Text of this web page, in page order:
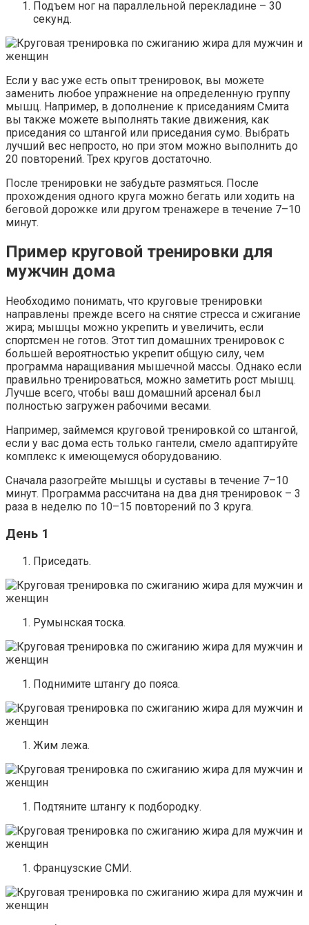
Подъем ног на параллельной перекладине – 30
секунд.
Если у вас уже есть опыт тренировок, вы можете
заменить любое упражнение на определенную группу
мышц. Например, в дополнение к приседаниям Смита
вы также можете выполнять такие движения, как
приседания со штангой или приседания сумо. Выбрать
лучший вес непросто, но при этом можно выполнить до
20 повторений. Трех кругов достаточно.
После тренировки не забудьте размяться. После
прохождения одного круга можно бегать или ходить на
беговой дорожке или другом тренажере в течение 7–10
минут.
Пример круговой тренировки для
мужчин дома
Необходимо понимать, что круговые тренировки
направлены прежде всего на снятие стресса и сжигание
жира; мышцы можно укрепить и увеличить, если
спортсмен не готов. Этот тип домашних тренировок с
большей вероятностью укрепит общую силу, чем
программа наращивания мышечной массы. Однако если
правильно тренироваться, можно заметить рост мышц.
Лучше всего, чтобы ваш домашний арсенал был
полностью загружен рабочими весами.
Например, займемся круговой тренировкой со штангой,
если у вас дома есть только гантели, смело адаптируйте
комплекс к имеющемуся оборудованию.
Сначала разогрейте мышцы и суставы в течение 7–10
минут. Программа рассчитана на два дня тренировок – 3
раза в неделю по 10–15 повторений по 3 круга.
День 1
Приседать.
Румынская тоска.
Поднимите штангу до пояса.
Жим лежа.
Подтяните штангу к подбородку.
Французские СМИ.